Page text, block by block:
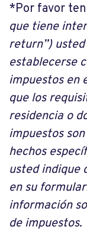
*Por favor
que tiene
return”)
establecerse
impuestos en
que los
residencia o
impuestos
hechos
usted indique
en su
información
de impuestos.